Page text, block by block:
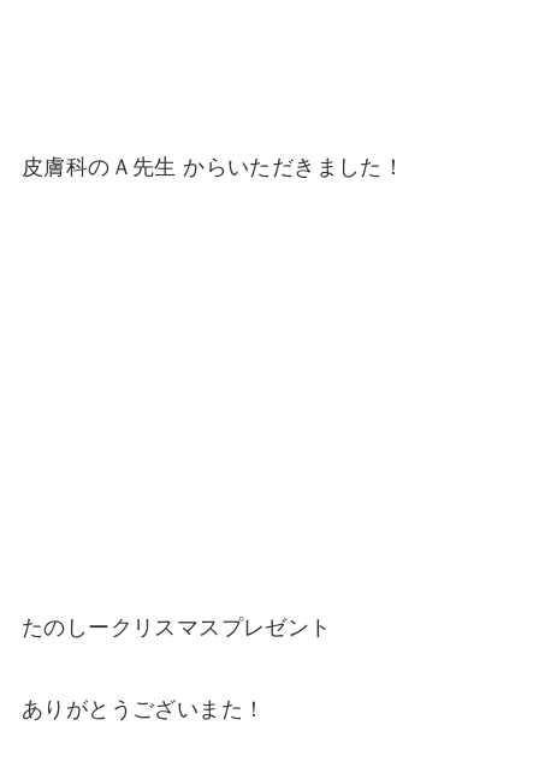
皮膚科のＡ先生 からいただきました！
たのしークリスマスプレゼント
ありがとうございまた！